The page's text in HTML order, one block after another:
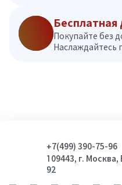
Бесплатная
Покупайте без
Наслаждайтесь
+7(499) 390-75-96
109443, г.
92